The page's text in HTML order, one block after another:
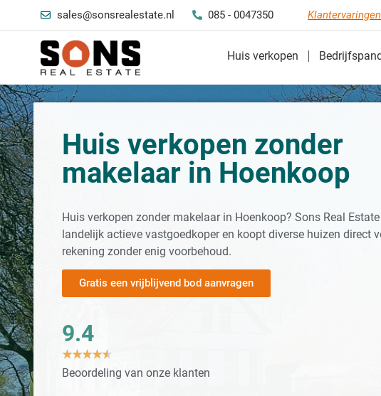
sales@sonsrealestate.nl 085 - 0047350 Klantervaringen
Huis verkopen
Huis verkopen zonder
makelaar in Hoenkoop
Huis verkopen zonder makelaar in Hoenkoop? Sons Real
landelijk actieve vastgoedkoper en koopt diverse huizen direct
rekening zonder enig voorbehoud.
Gratis een vrijblijvend bod aanvragen
9.4
★★★★★
Beoordeling van onze klanten